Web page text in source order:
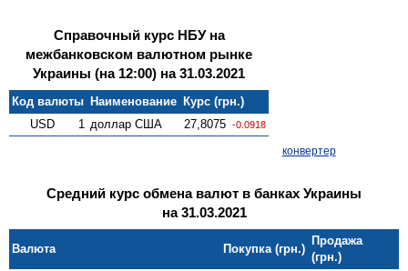
Справочный курс НБУ на
межбанковском валютном рынке
Украины (на 12:00) на 31.03.2021
Код валюты Наименование Курс (грн.)
USD
1 доллар США 27,8075 -0.0918
конвертер
Средний курс обмена валют в банках Украины
на 31.03.2021
Валюта Покупка (грн.)
Продажа
(грн.)